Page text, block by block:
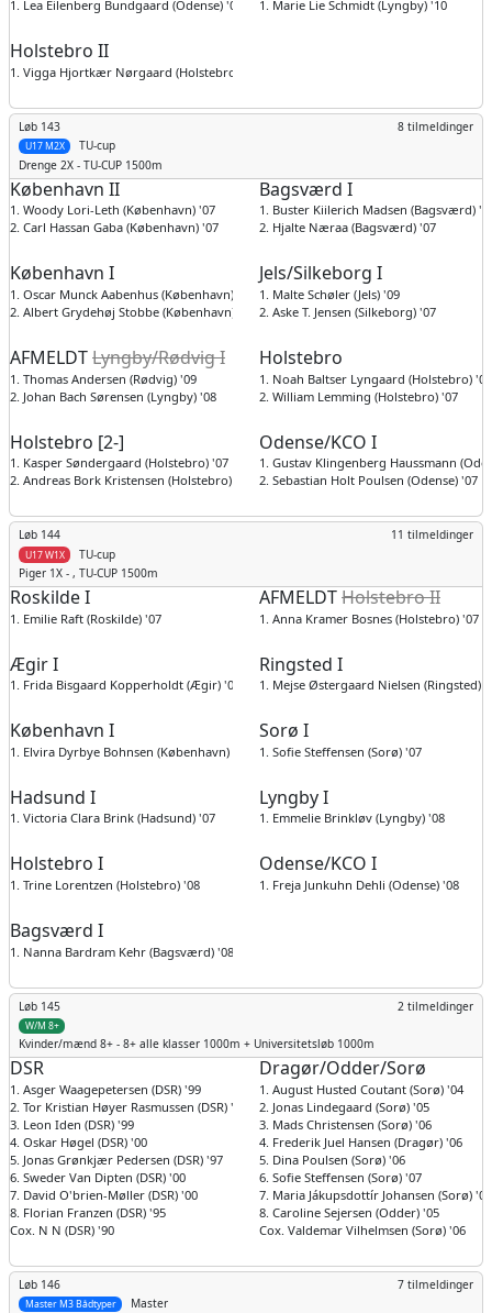
1. Lea Eilenberg Bundgaard (Odense) '09 1. Marie Lie Schmidt (Lyngby) '10
Holstebro II
1. Vigga Hjortkær Nørgaard (Holstebro) '09
Løb 143
TU-cup
8 tilmeldinger
U17 M2X
Drenge 2X - TU-CUP 1500m
København II
1. Woody Lori-Leth (København) '07
2. Carl Hassan Gaba (København) '07
Bagsværd I
1. Buster Kiilerich Madsen (Bagsværd)
2. Hjalte Næraa (Bagsværd) '07
København I
1. Oscar Munck Aabenhus (København) '08
2. Albert Grydehøj Stobbe (København) '07
Jels/Silkeborg I
1. Malte Schøler (Jels) '09
2. Aske T. Jensen (Silkeborg) '07
AFMELDTLyngby/Rødvig I
1. Thomas Andersen (Rødvig) '09
2. Johan Bach Sørensen (Lyngby) '08
Holstebro
1. Noah Baltser Lyngaard (Holstebro) '07
2. William Lemming (Holstebro) '07
Holstebro [2-]
1. Kasper Søndergaard (Holstebro) '07
2. Andreas Bork Kristensen (Holstebro) '08
Odense/KCO I
1. Gustav Klingenberg Haussmann
2. Sebastian Holt Poulsen (Odense) '07
Løb 144
TU-cup
11 tilmeldinger
U17 W1X
Piger 1X - , TU-CUP 1500m
Roskilde I
1. Emilie Raft (Roskilde) '07
AFMELDTHolstebro II
1. Anna Kramer Bosnes (Holstebro) '07
Ægir I
1. Frida Bisgaard Kopperholdt (Ægir) '07
Ringsted I
1. Mejse Østergaard Nielsen (Ringsted)
København I
1. Elvira Dyrbye Bohnsen (København) '07
Sorø I
1. Sofie Steffensen (Sorø) '07
Hadsund I
1. Victoria Clara Brink (Hadsund) '07
Lyngby I
1. Emmelie Brinkløv (Lyngby) '08
Holstebro I
1. Trine Lorentzen (Holstebro) '08
Odense/KCO I
1. Freja Junkuhn Dehli (Odense) '08
Bagsværd I
1. Nanna Bardram Kehr (Bagsværd) '08
Løb 145 2 tilmeldinger
W/M 8+
Kvinder/mænd 8+ - 8+ alle klasser 1000m + Universitetsløb 1000m
DSR
1. Asger Waagepetersen (DSR) '99
2. Tor Kristian Høyer Rasmussen (DSR) '95
3. Leon Iden (DSR) '99
4. Oskar Høgel (DSR) '00
5. Jonas Grønkjær Pedersen (DSR) '97
6. Sweder Van Dipten (DSR) '00
7. David O'brien-Møller (DSR) '00
8. Florian Franzen (DSR) '95
Cox. N N (DSR) '90
Dragør/Odder/Sorø
1. August Husted Coutant (Sorø) '04
2. Jonas Lindegaard (Sorø) '05
3. Mads Christensen (Sorø) '06
4. Frederik Juel Hansen (Dragør) '06
5. Dina Poulsen (Sorø) '06
6. Sofie Steffensen (Sorø) '07
7. Maria Jákupsdottír Johansen (Sorø) '05
8. Caroline Sejersen (Odder) '05
Cox. Valdemar Vilhelmsen (Sorø) '06
Løb 146
Master
7 tilmeldinger
Master M3 Bådtyper